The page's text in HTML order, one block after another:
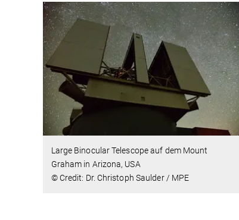
Large Binocular Telescope auf dem Mount
Graham in Arizona, USA
© Credit: Dr. Christoph Saulder / MPE